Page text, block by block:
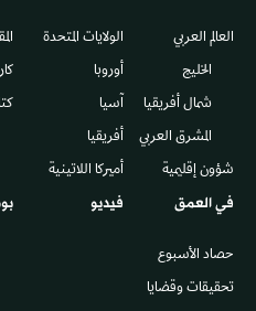
العالم العربي
الخليج
شمال أفريقيا
المشرق العربي
شؤون إقليمية
الولايات المتحدة
أوروبا
آسيا
أفريقيا
أميركا اللاتينية
في العمق
حصاد الأسبوع
تحقيقات وقضايا
فيديو